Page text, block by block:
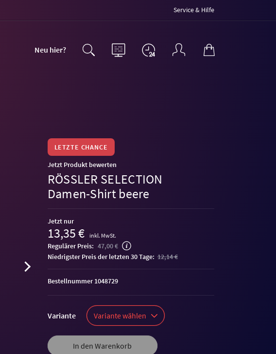
Service & Hilfe
Neu hier?
LETZTE CHANCE
Jetzt Produkt bewerten
RÖSSLER SELECTION
Damen-Shirt beere
Jetzt nur
13,35 € inkl. MwSt.
Regulärer Preis: 47,00 €
niedrigster Preis der letzten 30 Tage: 12,14 €
Variante Variante wählen
In den Warenkorb
Bestellnummer 1048729